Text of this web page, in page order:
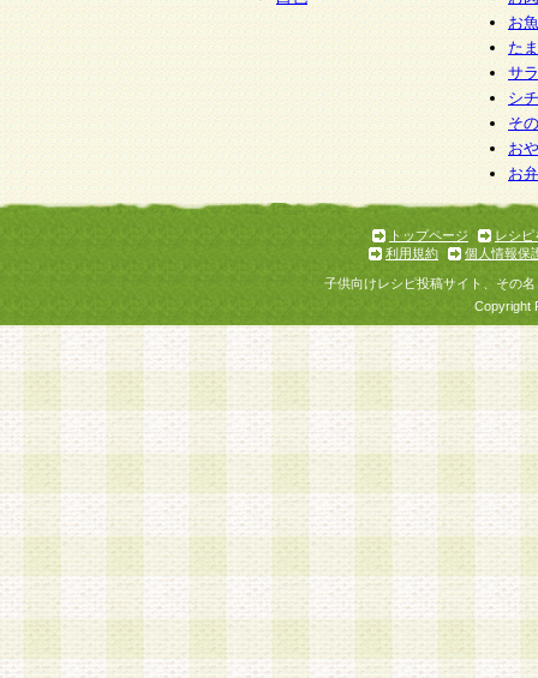
お
た
サ
シ
そ
お
お
トップページ
レシピ
利用規約
個人情報保
子供向けレシピ投稿サイト、その
Copyright